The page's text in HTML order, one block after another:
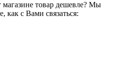
магазине товар дешевле? Мы
с Вами связаться: